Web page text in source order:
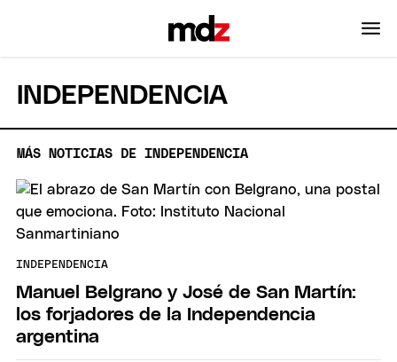
INDEPENDENCIA
MÁS NOTICIAS DE INDEPENDENCIA
INDEPENDENCIA
Manuel Belgrano y José de San Martín:
los forjadores de la Independencia
argentina